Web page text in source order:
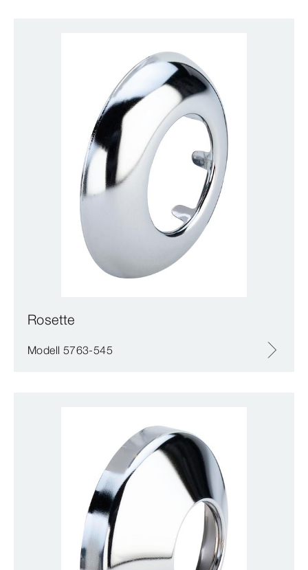
Rosette
Modell 5763-545